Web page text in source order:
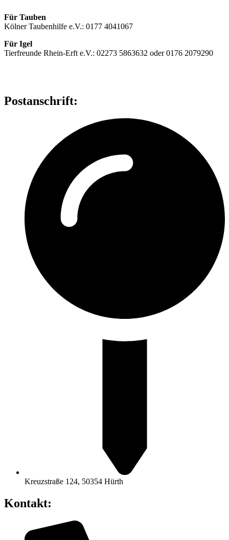
Für Tauben
Kölner Taubenhilfe e.V.: 0177 4041067
Für Igel
Tierfreunde Rhein-Erft e.V.: 02273 5863632 oder 0176 2079290
Postanschrift:
Kreuzstraße 124, 50354 Hürth
Kontakt: